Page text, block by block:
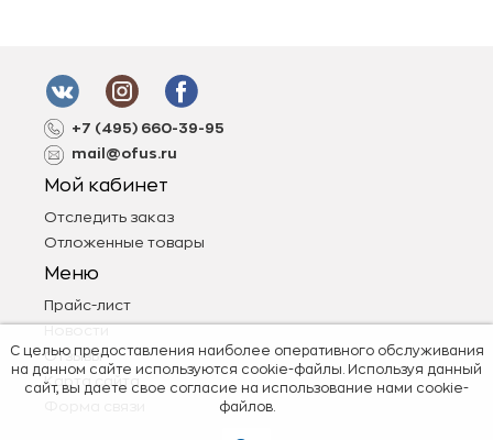
+7 (495) 660-39-95
mail@ofus.ru
Мой кабинет
Отследить заказ
Отложенные товары
Меню
Прайс-лист
Отзывы
Карта сайта
С целью предоставления наиболее оперативного обслуживания
на данном сайте используются cookie-файлы. Используя данный
сайт, вы даете свое согласие на использование нами cookie-
файлов.